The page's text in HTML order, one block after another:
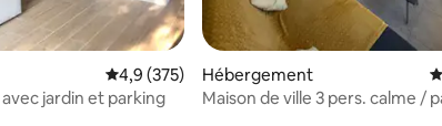
238 commentaires : 4,89 sur 5
Évaluation moyenne sur la base de 375
4,9 (375)
jardin et parking
Hébergement
Maison de ville 3 pers. calme /